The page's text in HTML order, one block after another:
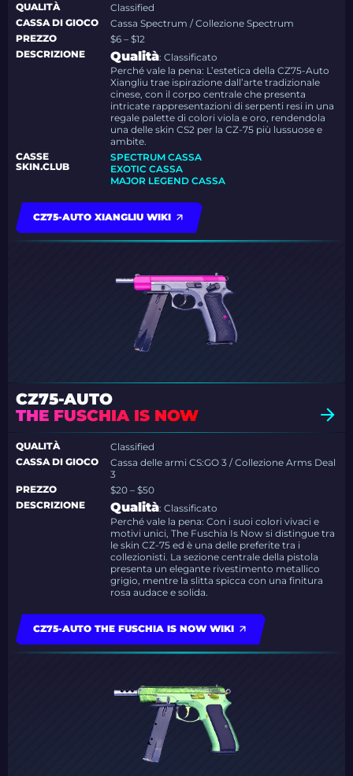
QUALITÀ
Classified
CASSA DI GIOCO
Cassa Spectrum / Collezione Spectrum
PREZZO
$6 – $12
DESCRIZIONE
Qualità: Classificato
Perché vale la pena: L’estetica della CZ75-Auto
Xiangliu trae ispirazione dall’arte tradizionale
cinese, con il corpo centrale che presenta
intricate rappresentazioni di serpenti resi in una
regale palette di colori viola e oro, rendendola
una delle skin CS2 per la CZ-75 più lussuose e
ambite.
CASSE
SKIN.CLUB
SPECTRUM CASSA
EXOTIC CASSA
MAJOR LEGEND CASSA
CZ75-AUTO XIANGLIU WIKI
CZ75-AUTO
THE FUSCHIA IS NOW
QUALITÀ
Classified
CASSA DI GIOCO
Cassa delle armi CS:GO 3 / Collezione Arms Deal
3
PREZZO
$20 – $50
DESCRIZIONE
Qualità: Classificato
Perché vale la pena: Con i suoi colori vivaci e
motivi unici, The Fuschia Is Now si distingue tra
le skin CZ-75 ed è una delle preferite tra i
collezionisti. La sezione centrale della pistola
presenta un elegante rivestimento metallico
grigio, mentre la slitta spicca con una finitura
rosa audace e solida.
CZ75-AUTO THE FUSCHIA IS NOW WIKI